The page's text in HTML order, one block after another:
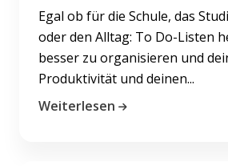
Egal ob für die Schule, das
oder den Alltag: To Do-Listen
besser zu organisieren und
Produktivität und deinen...
Weiterlesen